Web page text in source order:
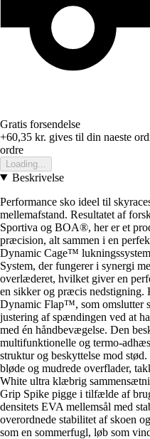
Gratis forsendelse
+60,35 kr. gives til din naeste
ordre
Loading...
Beskrivelse
Performance sko ideel til
mellemafstand. Resultatet af
Sportiva og BOA®, her er et
præcision, alt sammen i en
Dynamic Cage™
System, der fungerer i synergi
overlæderet, hvilket giver en
en sikker og præcis nedstigning.
Dynamic Flap™, som omslutter
justering af spændingen ved at
med én håndbevægelse. Den
multifunktionelle og termo-
struktur og beskyttelse mod
bløde og mudrede overflader,
White ultra klæbrig
Grip Spike pigge i tilfælde af
densitets EVA mellemsål med
overordnede stabilitet af skoen
som en sommerfugl, løb som